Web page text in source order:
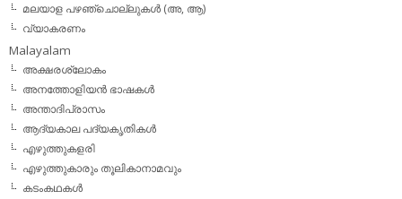
മലയാള പഴഞ്ചൊല്ലുകൾ (അ, ആ)
വ്യാകരണം
Malayalam
അക്ഷരശ്ലോകം
അനത്തോളിയന്‍ ഭാഷകള്‍
അന്താദിപ്രാസം
ആദ്യകാല പദ്യകൃതികള്‍
എഴുത്തുകളരി
എഴുത്തുകാരും തൂലികാനാമവും
കടംകഥകള്‍